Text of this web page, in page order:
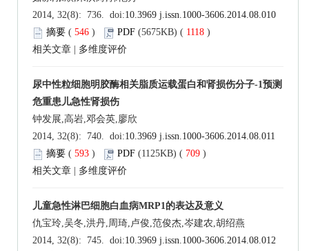
2014, 32(8): 736. doi:10.3969 j.issn.1000-3606.2014.08.010
摘要 ( 546 ) PDF (5675KB) ( 1118 )
相关文章
多维度评价
尿中性粒细胞明胶酶相关脂质运载蛋白和肾损伤分子-1预测
危重患儿急性肾损伤
钟发展,高岩,邓会英,廖欣
2014, 32(8): 740. doi:10.3969 j.issn.1000-3606.2014.08.011
摘要 ( 593 ) PDF (1125KB) ( 709 )
相关文章
多维度评价
儿童急性淋巴细胞白血病MRP1的表达及意义
仇宝玲,吴冬,洪丹,周琦,卢俊,范俊杰,岑建农,胡绍燕
2014, 32(8): 745. doi:10.3969 j.issn.1000-3606.2014.08.012